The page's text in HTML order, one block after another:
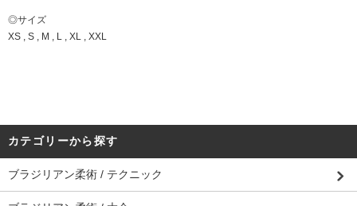
◎サイズ
XS , S , M , L , XL , XXL
カテゴリーから探す
ブラジリアン柔術 / テクニック